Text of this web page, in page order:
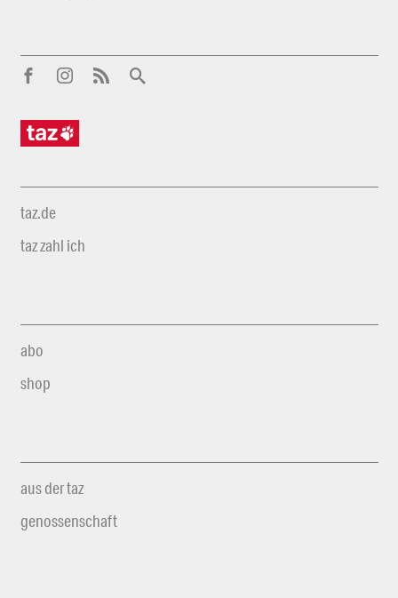
taz.de
taz zahl ich
abo
shop
aus der taz
genossenschaft